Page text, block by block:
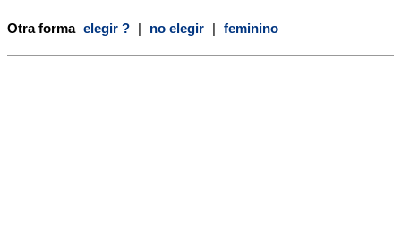
Otra forma elegir ? | no elegir | feminino